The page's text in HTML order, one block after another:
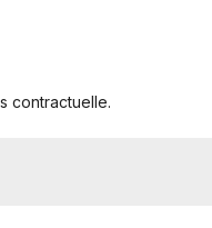
contractuelle.